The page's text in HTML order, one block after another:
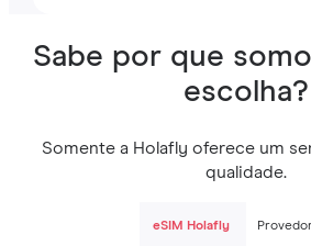
Sabe por que
escolha?
Somente a Holafly oferece um
qualidade.
eSIM Holafly